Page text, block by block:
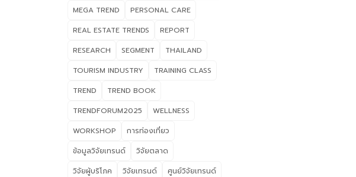
MEGA TREND
PERSONAL CARE
REAL ESTATE TRENDS
REPORT
RESEARCH
SEGMENT
THAILAND
TOURISM INDUSTRY
TRAINING CLASS
TREND
TREND BOOK
TRENDFORUM2025
WELLNESS
WORKSHOP
การท่องเที่ยว
ข้อมูลวิจัยเทรนด์
วิจัยตลาด
วิจัยผู้บริโภค
วิจัยเทรนด์
ศูนย์วิจัยเทรนด์